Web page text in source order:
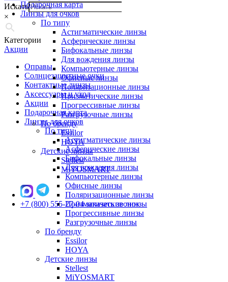
Искать
×
Категории
Акции
Оправы
Солнцезащитные очки
Контактные линзы
Аксессуары и уход
Акции
Подарочная карта
Линзы для очков
По типу
Астигматические линзы
Асферические линзы
Бифокальные линзы
Для вождения линзы
Компьютерные линзы
Офисные линзы
Поляризационные линзы
Призматические линзы
Прогрессивные линзы
Разгрузочные линзы
По бренду
Essilor
HOYA
Детские линзы
Stellest
MiYOSMART
Подарочная карта
Линзы для очков
По типу
Астигматические линзы
Асферические линзы
Бифокальные линзы
Для вождения линзы
Компьютерные линзы
Офисные линзы
Поляризационные линзы
Призматические линзы
Прогрессивные линзы
Разгрузочные линзы
По бренду
Essilor
HOYA
Детские линзы
Stellest
MiYOSMART
+7 (800) 555-27-04 заказать звонок